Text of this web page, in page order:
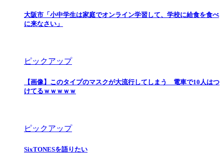
大阪市「小中学生は家庭でオンライン学習して、学校に給食を食べ
に来なさい」
ピックアップ
【画像】このタイプのマスクが大流行してしまう 電車で10人はつ
けてるｗｗｗｗｗ
ピックアップ
SixTONESを語りたい